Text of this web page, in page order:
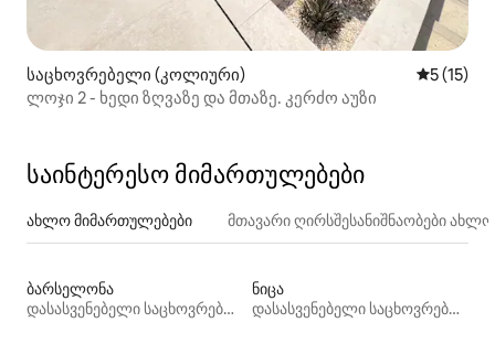
საცხოვრებელი (კოლიური) საშუალო
5 (15)
ლოჯი 2 - ხედი ზღვაზე და მთაზე. კერძო აუზი
საინტერესო მიმართულებები
ახლო მიმართულებები მთავარი ღირსშესანიშნაობები
ბარსელონა
დასასვენებელი საცხოვრებლები
ნიცა
დასასვენებელი საცხოვრებლები